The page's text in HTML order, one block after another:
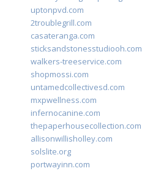
uptonpvd.com
2troublegrill.com
casateranga.com
sticksandstonesstudiooh.com
walkers-treeservice.com
shopmossi.com
untamedcollectivesd.com
mxpwellness.com
infernocanine.com
thepaperhousecollection.com
allisonwillisholley.com
solslite.org
portwayinn.com